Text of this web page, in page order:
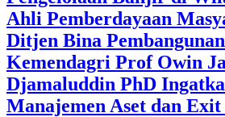
Ahli Pemberdayaan
Ditjen Bina
Kemendagri Prof Owin
Djamaluddin PhD
Manajemen Aset dan